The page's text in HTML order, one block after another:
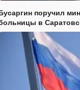
поручил
в